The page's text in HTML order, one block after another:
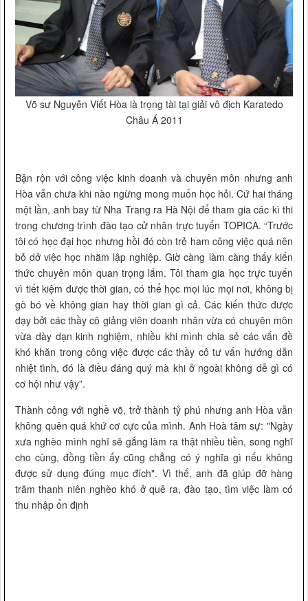
Võ sư Nguyễn Viết Hòa là trọng tài tại giải vô địch Karatedo
Châu Á 2011
Bận rộn với công việc kinh doanh và chuyên môn nhưng anh
Hòa vẫn chưa khi nào ngừng mong muốn học hỏi. Cứ hai tháng
một lần, anh bay từ Nha Trang ra Hà Nội để tham gia các kì thi
trong chương trình đào tạo cử nhân trực tuyến TOPICA. “Trước
tôi có học đại học nhưng hồi đó còn trẻ ham công việc quá nên
bỏ dở việc học nhằm lập nghiệp. Giờ càng làm càng thấy kiến
thức chuyên môn quan trọng lắm. Tôi tham gia học trực tuyến
vì tiết kiệm được thời gian, có thể học mọi lúc mọi nơi, không bị
gò bó về không gian hay thời gian gì cả. Các kiến thức được
dạy bởi các thầy cô giảng viên doanh nhân vừa có chuyên môn
vừa dày dạn kinh nghiệm, nhiều khi mình chia sẻ các vấn đề
khó khăn trong công việc được các thầy cô tư vấn hướng dẫn
nhiệt tình, đó là điều đáng quý mà khi ở ngoài không dễ gì có
cơ hội như vậy”.
Thành công với nghề võ, trở thành tỷ phú nhưng anh Hòa vẫn
không quên quá khứ cơ cực của mình. Anh Hoà tâm sự: "Ngày
xưa nghèo mình nghĩ sẽ gắng làm ra thật nhiều tiền, song nghĩ
cho cùng, đồng tiền ấy cũng chẳng có ý nghĩa gì nếu không
được sử dụng đúng mục đích". Vì thế, anh đã giúp đỡ hàng
trăm thanh niên nghèo khó ở quê ra, đào tạo, tìm việc làm có
thu nhập ổn định